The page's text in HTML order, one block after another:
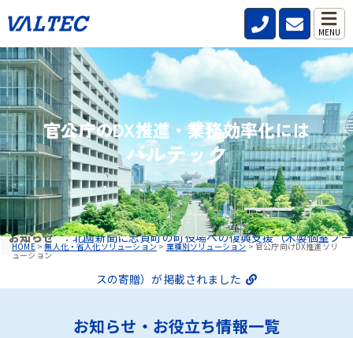
MENU
HOME>無人化・省人化ソリューション> 業種別ソリューション >官公庁向けDX推進ソリ
ューション
官公庁のDX推進・業務効率化には
バルテック
お知らせ ：北國新聞に志賀町の町役場への復興支援（木製個室ブー
スの寄贈）が掲載されました
お知らせ・お役立ち情報一覧